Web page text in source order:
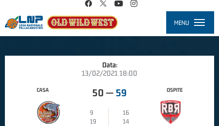
MENU
Data:
13/02/2021 18:00
CASA 50 — 59
9
16
19
14
OSPITE